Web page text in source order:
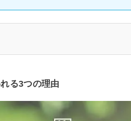
る3つの理由